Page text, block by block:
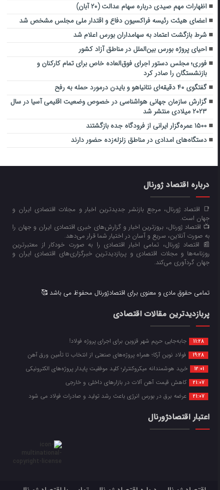
اظهارات مهم صیدی درباره سهام عدالت (۲۰ آبان)
اعضای هیئت رئیسه فراکسیون دفاع و اقتدار ملی مجلس مشخص شد
شرط بازگشت اعتماد به سهامداران بورس اعلام شد
احیای پروژه بورس بین‌الملل در مناطق آزاد کشور
فوری؛ مجلس دستور اجرای فوق‌العاده خاص برای تمام کارکنان و
بازنشستگان را صادر کرد
گفتگوی ۴۰ دقیقه‌ای نتانیاهو و بایدن درمورد حمله به رفح
گزارش سازمان جهانی هواشناسی در خصوص وضعیت اقلیمی آسیا در سال
۲۰۲۳ میلادی منتشر شد
۱۵۰۰ عمره‌گزار ایرانی از فرودگاه جده بازگشتند
دستگاه‌های امدادی در مناطق زلزله‌زده حضور دارند
درباره اقتصاد ژورنال
📑 اقتصاد ژورنال، مرجع بازنشر جدیدترین اخبار و مجلات اقتصادی ایران و
جهان است.
📺 اقتصاد ژورنال، بروزترین اخبار و گزارش‌های خبری اقتصادی ایران و جهان را
به صورت آنلاین، سریع و آسان در اختیار شما قرار می‌‌دهد.
📰 اقتصاد ژورنال، تمامی اخبار اقتصادی را به صورت خودکار از معتبرترین
روزنامه‌ها و مجلات اقتصادی و پربازدیدترین خبرگزاری‌های اقتصادی ایران و
جهان گردآوری می‌کند.
تمامی حقوق مادی و معنوی برای اقتصادژورنال محفوظ می باشد 🥰
پربازدیدترین مقالات اقتصادی
11:28 جابه‌جایی حریم شهر قزوین برای اجرای پروژه فولاد!
19:28 فولاد نوین آرکا؛ همراه پروژه‌های صنعتی از انتخاب تا تأمین ورق آهن
12:01 خرید هوشمندانه میکروکنترلر؛ کلید موفقیت پایدار پروژه‌های الکترونیکی
21:07 کاهش قیمت آهن آلات در بازارهای داخلی و خارجی
21:07 عرضه برق در بورس انرژی باعث رشد تولید و صادرات فولاد می شود
اعتبار اقتصادژورنال